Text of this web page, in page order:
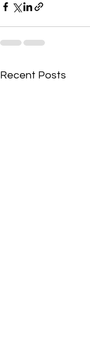
Recent Posts